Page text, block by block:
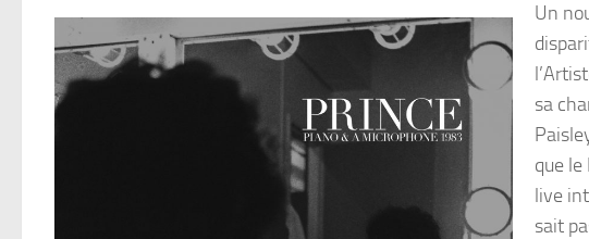
Un
sa
que
live
sait